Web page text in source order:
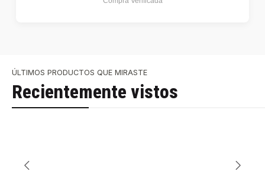
ÚLTIMOS PRODUCTOS QUE MIRASTE
Recientemente vistos